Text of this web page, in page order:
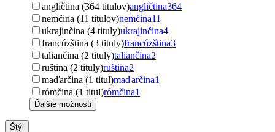
angličtina (364 titulov)angličtina364
nemčina (11 titulov)nemčina11
ukrajinčina (4 tituly)ukrajinčina4
francúzština (3 tituly)francúzština3
taliančina (2 tituly)taliančina2
ruština (2 tituly)ruština2
maďarčina (1 titul)maďarčina1
rómčina (1 titul)rómčina1
Ďalšie možnosti
Štýl